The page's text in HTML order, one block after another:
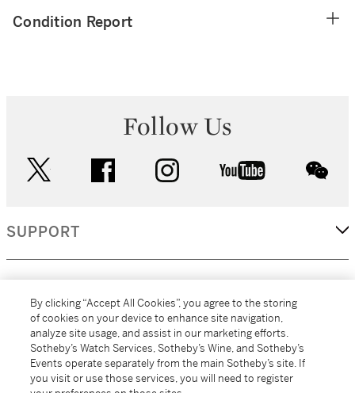
Condition Report
Follow Us
facebook instagram youtube
SUPPORT
MORE...
By clicking “Accept All Cookies”, you agree to the storing
of cookies on your device to enhance site navigation,
analyze site usage, and assist in our marketing efforts.
Sotheby’s Watch Services, Sotheby’s Wine, and Sotheby’s
Events operate separately from the main Sotheby’s site. If
you visit or use those services, you will need to register